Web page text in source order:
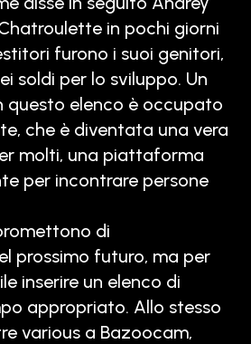
in pochi giorni
furono i suoi genitori,
soldi per lo sviluppo. Un
questo elenco è occupato
che è diventata una vera
molti, una piattaforma
per incontrare persone
di
prossimo futuro, ma per
inserire un elenco di
appropriato. Allo stesso
various a Bazoocam,